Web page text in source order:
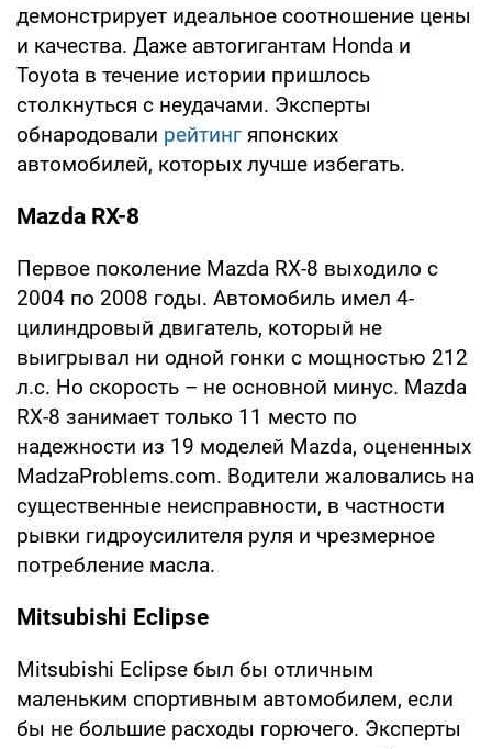
демонстрирует идеальное соотношение цены
и качества. Даже автогигантам Honda и
Toyota в течение истории пришлось
столкнуться с неудачами. Эксперты
обнародовали рейтинг японских
автомобилей, которых лучше избегать.
Mazda RX-8
Первое поколение Mazda RX-8 выходило с
2004 по 2008 годы. Автомобиль имел 4-
цилиндровый двигатель, который не
выигрывал ни одной гонки с мощностью 212
л.с. Но скорость – не основной минус. Mazda
RX-8 занимает только 11 место по
надежности из 19 моделей Mazda, оцененных
MadzaProblems.com. Водители жаловались на
существенные неисправности, в частности
рывки гидроусилителя руля и чрезмерное
потребление масла.
Mitsubishi Eclipse
Mitsubishi Eclipse был бы отличным
маленьким спортивным автомобилем, если
бы не большие расходы горючего. Эксперты